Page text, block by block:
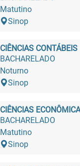
Matutino
Sinop
CIÊNCIAS CONTÁBEIS
BACHARELADO
Noturno
Sinop
CIÊNCIAS
BACHARELADO
Matutino
Sinop